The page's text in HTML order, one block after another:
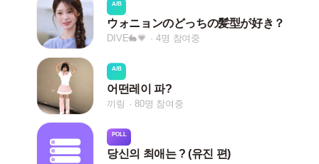
A/B
ウォニョンのどっちの髪型が好き？
DIVE🐇💗 4명 참여중
A/B
어떤레이 파?
끼링 80명 참여중
POLL
당신의 최애는 ? (유진 편)